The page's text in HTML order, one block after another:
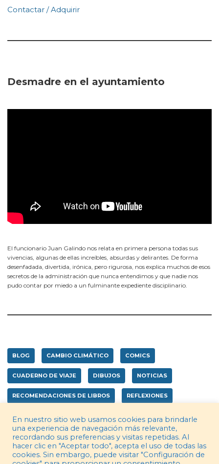
Contactar / Adquirir
Desmadre en el ayuntamiento
El funcionario Juan Galindo nos relata en primera persona todas sus
vivencias, algunas de ellas increíbles, absurdas y delirantes. De forma
desenfadada, divertida, irónica, pero rigurosa, nos explica muchos de esos
secretos de la administración que nunca entendimos y que nadie nos
pudo contar por miedo a un fulminante expediente disciplinario.
BLOG CAMBIO CLIMÁTICO COMICS
CUADERNO DE VIAJE DIBUJOS NOTICIAS
RECOMENDACIONES DE LIBROS REFLEXIONES
SIN CATEGORÍA
En nuestro sitio web usamos cookies para brindarle
una experiencia de navegación más relevante,
recordando sus preferencias y visitas repetidas. Al
hacer clic en "Aceptar todo", acepta el uso de todas las
cookies. Sin embargo, puede visitar "Configuración de